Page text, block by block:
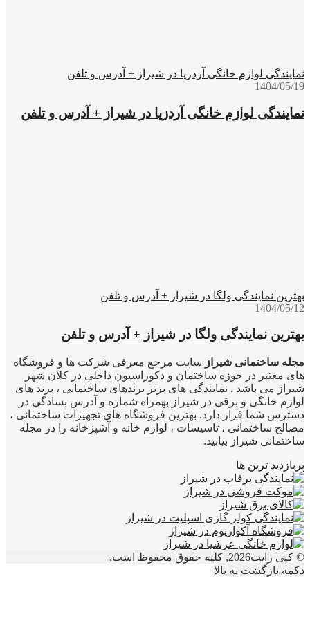
نمایندگی لوازم خانگی آردزیا در شیراز + آدرس و تلفن
1404/05/19
نمایندگی لوازم خانگی آردزیا در شیراز + آدرس و تلفن
بهترین نمایندگی ولگا در شیراز + آدرس و تلفن
1404/05/12
بهترین نمایندگی ولگا در شیراز + آدرس و تلفن
مجله ساختمانی شیراز سایت مرجع معرفی شرکت ها و فروشگاه
های معتبر در حوزه ساختمان و دکوراسیون داخلی در کلان شهر
شیراز می باشد . نمایندگی های برتر برندهای ساختمانی ، برند های
لوازم خانگی و برقی در شیراز بهمراه شماره و آدرس بسادگی در
دسترس شما قرار دارد. بهترین فروشگاه های تجهیزات ساختمانی ،
مصالح ساختمانی ، تاسیسات ، لوازم خانه و آشپزخانه را در مجله
ساختمانی شیراز بیابید.
پربازدید ترین ها
© کپی رایت2026, کلیه حقوق محفوظ است.
دکمه بازگشت به بالا